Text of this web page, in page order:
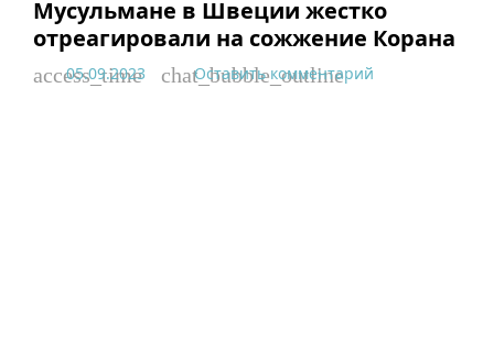
Мусульмане в Швеции жестко
отреагировали на сожжение Корана
access_time
05.09.2023 chat_bubble_outline
Оставить комментарий